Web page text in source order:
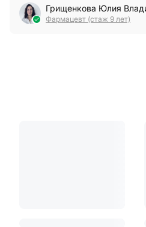
Грищенкова Юлия
Фармацевт (стаж 9 лет)